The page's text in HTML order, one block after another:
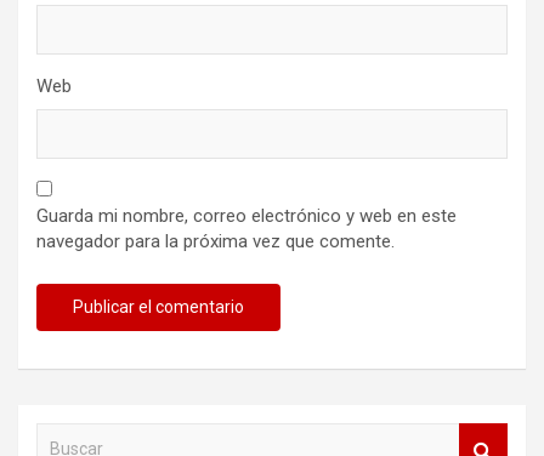
Web
Guarda mi nombre, correo electrónico y web en este
navegador para la próxima vez que comente.